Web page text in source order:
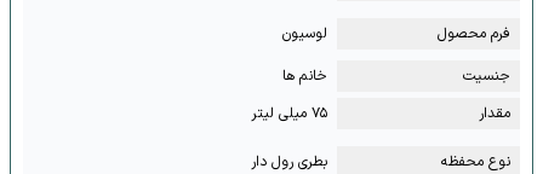
فرم محصول
لوسیون
جنسیت
خانم ها
مقدار
۷۵ میلی لیتر
نوع محفظه بطری رول دار